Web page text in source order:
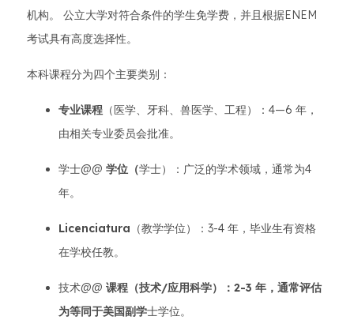
机构。 公立大学对符合条件的学生免学费，并且根据ENEM
考试具有高度选择性。
本科课程分为四个主要类别：
专业课程 （医学、牙科、兽医学、工程）：4—6 年，
由相关专业委员会批准。
学士@@ 学位（学士）：广泛的学术领域，通常为4
年。
Licenciatura （教学学位）：3-4 年，毕业生有资格
在学校任教。
技术@@ 课程（技术/应用科学）：2-3 年，通常评估
为等同于美国副学士学位。